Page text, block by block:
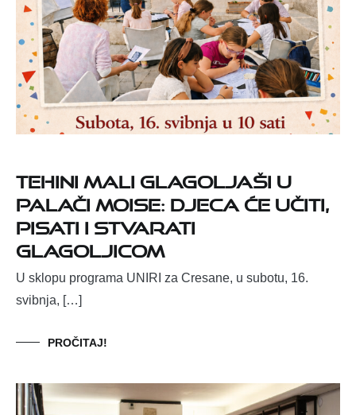
Tehini mali glagoljaši u
Palači Moise: djeca će učiti,
pisati i stvarati
glagoljicom
U sklopu programa UNIRI za Cresane, u subotu, 16.
svibnja, […]
PROČITAJ!